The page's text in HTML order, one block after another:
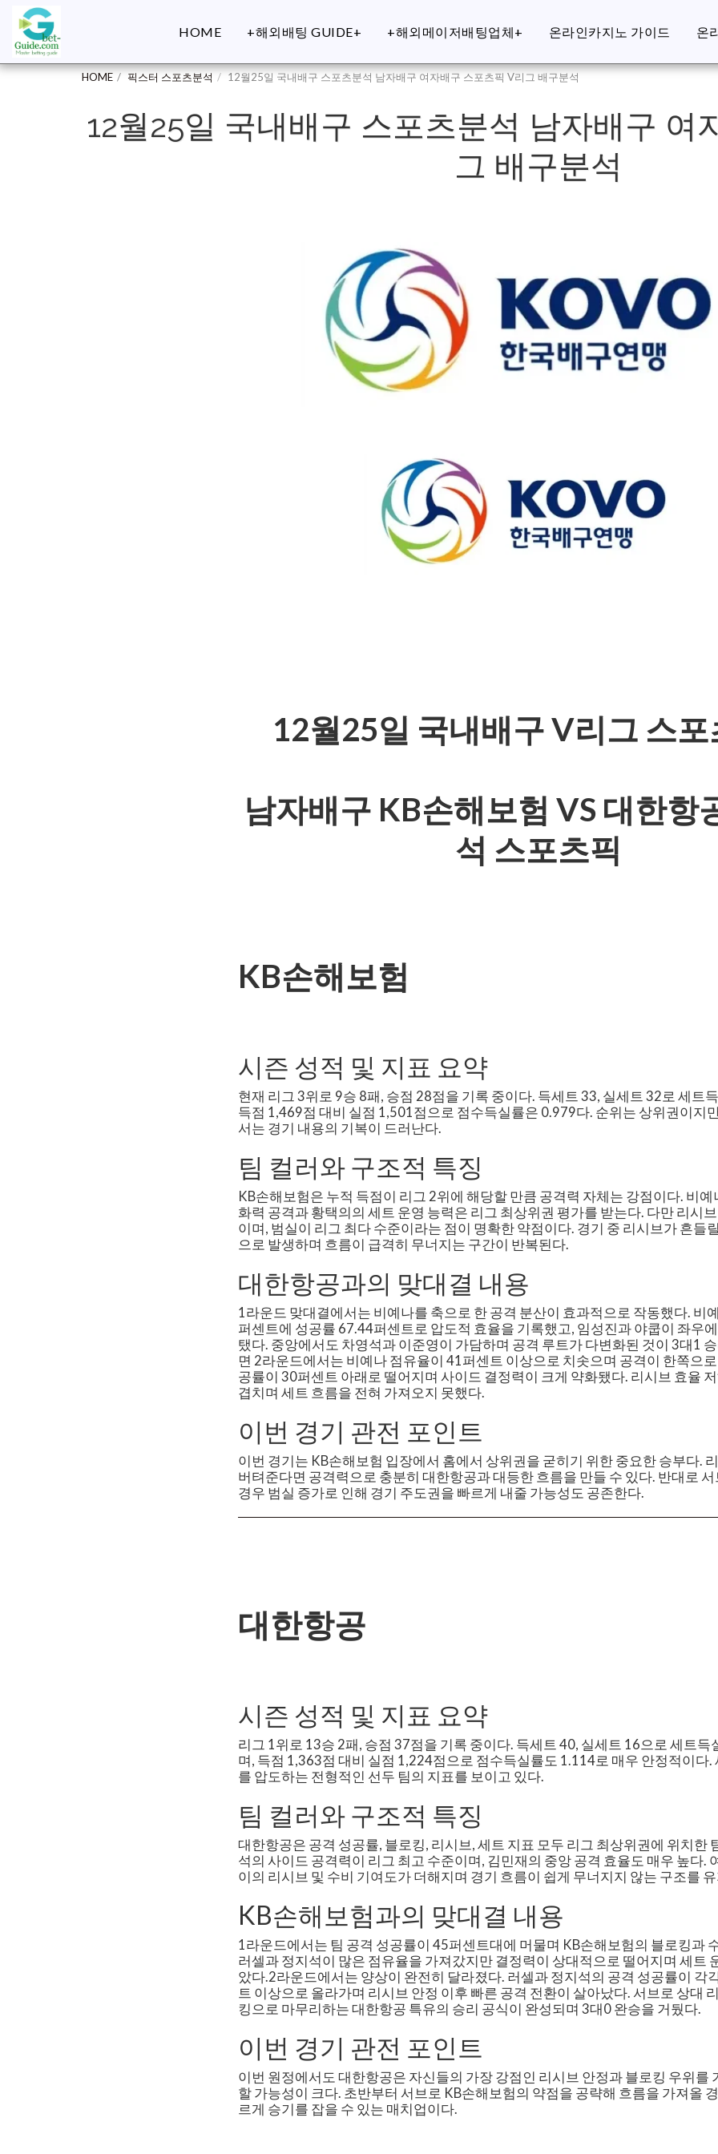
HOME +해외배팅 GUIDE+ +해외메이저배팅업체+ 온라인카지노 가이드 온
HOME 픽스터 스포츠분석 12월25일 국내배구 스포츠분석 남자배구 여자배구 스포츠픽 V리그 배구분석
12월25일 국내배구 스포츠분석 남자배구 여
그 배구분석
12월25일 국내배구 V리그 스포
남자배구 KB손해보험 VS 대한항
석 스포츠픽
KB손해보험
시즌 성적 및 지표 요약
현재 리그 3위로 9승 8패, 승점 28점을 기록 중이다. 득세트 33, 실세트 32로 세트
득점 1,469점 대비 실점 1,501점으로 점수득실률은 0.979다. 순위는 상위권이지
서는 경기 내용의 기복이 드러난다.
팀 컬러와 구조적 특징
KB손해보험은 누적 득점이 리그 2위에 해당할 만큼 공격력 자체는 강점이다. 비예
화력 공격과 황택의의 세트 운영 능력은 리그 최상위권 평가를 받는다. 다만 리시
이며, 범실이 리그 최다 수준이라는 점이 명확한 약점이다. 경기 중 리시브가 흔들
으로 발생하며 흐름이 급격히 무너지는 구간이 반복된다.
대한항공과의 맞대결 내용
1라운드 맞대결에서는 비예나를 축으로 한 공격 분산이 효과적으로 작동했다. 비
퍼센트에 성공률 67.44퍼센트로 압도적 효율을 기록했고, 임성진과 야쿱이 좌우
탰다. 중앙에서도 차영석과 이준영이 가담하며 공격 루트가 다변화된 것이 3대1
면 2라운드에서는 비예나 점유율이 41퍼센트 이상으로 치솟으며 공격이 한쪽으
공률이 30퍼센트 아래로 떨어지며 사이드 결정력이 크게 약화됐다. 리시브 효율
겹치며 세트 흐름을 전혀 가져오지 못했다.
이번 경기 관전 포인트
이번 경기는 KB손해보험 입장에서 홈에서 상위권을 굳히기 위한 중요한 승부다.
버텨준다면 공격력으로 충분히 대한항공과 대등한 흐름을 만들 수 있다. 반대로
경우 범실 증가로 인해 경기 주도권을 빠르게 내줄 가능성도 공존한다.
대한항공
시즌 성적 및 지표 요약
리그 1위로 13승 2패, 승점 37점을 기록 중이다. 득세트 40, 실세트 16으로 세트득
며, 득점 1,363점 대비 실점 1,224점으로 점수득실률도 1.114로 매우 안정적이다.
를 압도하는 전형적인 선두 팀의 지표를 보이고 있다.
팀 컬러와 구조적 특징
대한항공은 공격 성공률, 블로킹, 리시브, 세트 지표 모두 리그 최상위권에 위치한
석의 사이드 공격력이 리그 최고 수준이며, 김민재의 중앙 공격 효율도 매우 높다.
이의 리시브 및 수비 기여도가 더해지며 경기 흐름이 쉽게 무너지지 않는 구조를
KB손해보험과의 맞대결 내용
1라운드에서는 팀 공격 성공률이 45퍼센트대에 머물며 KB손해보험의 블로킹과
러셀과 정지석이 많은 점유율을 가져갔지만 결정력이 상대적으로 떨어지며 세트
았다.2라운드에서는 양상이 완전히 달라졌다. 러셀과 정지석의 공격 성공률이 각
트 이상으로 올라가며 리시브 안정 이후 빠른 공격 전환이 살아났다. 서브로 상대
킹으로 마무리하는 대한항공 특유의 승리 공식이 완성되며 3대0 완승을 거뒀다.
이번 경기 관전 포인트
이번 원정에서도 대한항공은 자신들의 가장 강점인 리시브 안정과 블로킹 우위를
할 가능성이 크다. 초반부터 서브로 KB손해보험의 약점을 공략해 흐름을 가져올
르게 승기를 잡을 수 있는 매치업이다.